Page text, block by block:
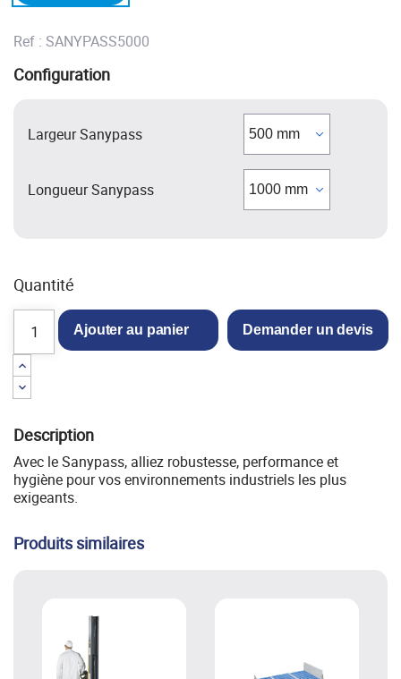
Ref : SANYPASS5000
Configuration
Largeur Sanypass
Longueur Sanypass
Quantité
Ajouter au panier Demander un devis
Description
Avec le Sanypass, alliez robustesse, performance et
hygiène pour vos environnements industriels les plus
exigeants.
Produits similaires